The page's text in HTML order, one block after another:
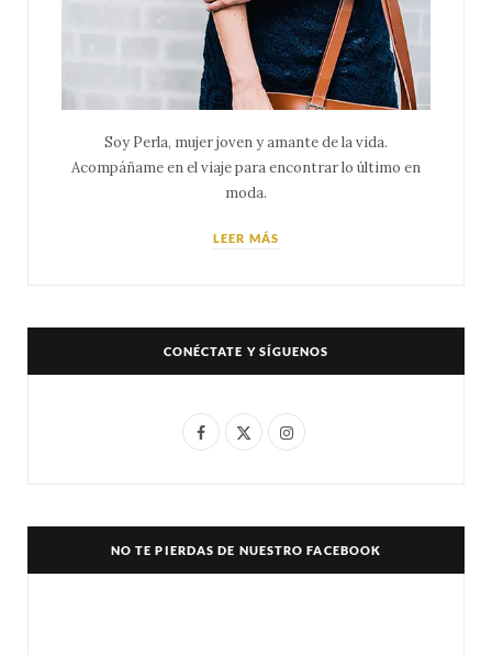
Soy Perla, mujer joven y amante de la vida.
Acompáñame en el viaje para encontrar lo último en
moda.
LEER MÁS
CONÉCTATE Y SÍGUENOS
F
e
X
w
I
t
NO TE PIERDAS DE NUESTRO FACEBOOK